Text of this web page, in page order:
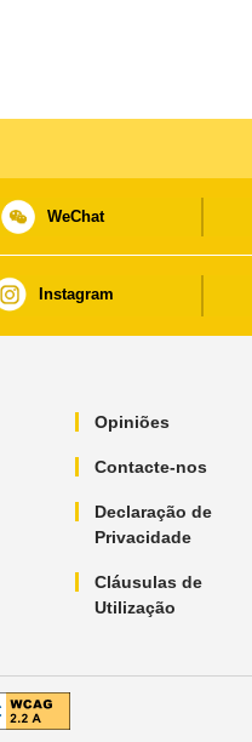
WeChat
Instagram
Opiniões
Contacte-nos
Declaração de
Privacidade
Cláusulas de
Utilização